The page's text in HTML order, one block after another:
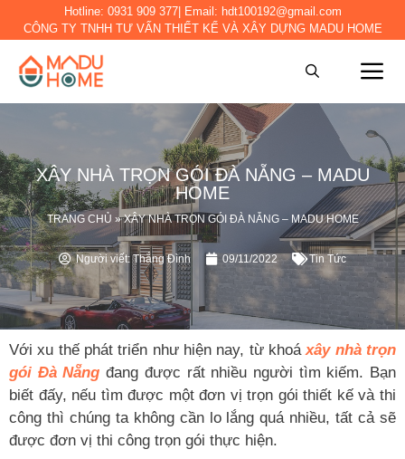
Hotline: 0931 909 377| Email: hdt100192@gmail.com
CÔNG TY TNHH TƯ VẤN THIẾT KẾ VÀ XÂY DỰNG MADU HOME
XÂY NHÀ TRỌN GÓI ĐÀ NẴNG – MADU
HOME
TRANG CHỦ »XÂY NHÀ TRỌN GÓI ĐÀ NẴNG – MADU HOME
Người viết:Thắng Đình 09/11/2022 Tin Tức
Với xu thế phát triển như hiện nay, từ khoáxây nhà trọn
gói Đà Nẵng đang được rất nhiều người tìm kiếm. Bạn
biết đấy, nếu tìm được một đơn vị trọn gói thiết kế và thi
công thì chúng ta không cần lo lắng quá nhiều, tất cả sẽ
được đơn vị thi công trọn gói thực hiện.